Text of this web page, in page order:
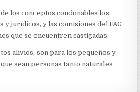
los conceptos condonables los
jurídicos, y las comisiones del FAG
que se encuentren castigadas.
alivios, son para los pequeños y
sean personas tanto naturales